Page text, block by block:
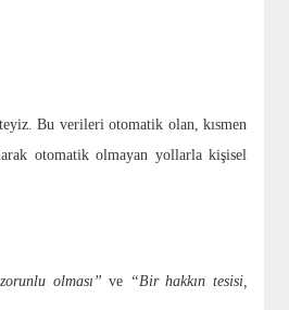
Bu verileri otomatik olan, kısmen
otomatik olmayan yollarla kişisel
olması” ve “Bir hakkın tesisi,